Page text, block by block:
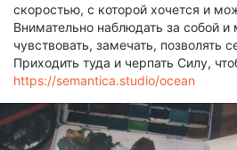
скоростью, с которой хочется и
Внимательно наблюдать за собой
чувствовать, замечать, позволять
Приходить туда и черпать Силу,
https://semantica.studio/ocean